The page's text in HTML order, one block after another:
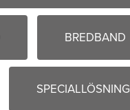
BREDBAND
SPECIALLÖSNING